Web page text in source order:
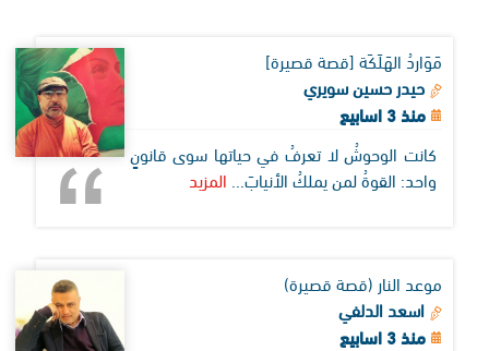
مَوَاردُ الهَلَكَة [قصة قصيرة]
حيدر حسين سويري
منذ 3 اسابيع
كانت الوحوشُ لا تعرفُ في حياتها سوى قانونٍ
واحد: القوةُ لمن يملكُ الأنيابَ... المزيد
موعد النار (قصة قصيرة)
اسعد الدلفي
منذ 3 اسابيع